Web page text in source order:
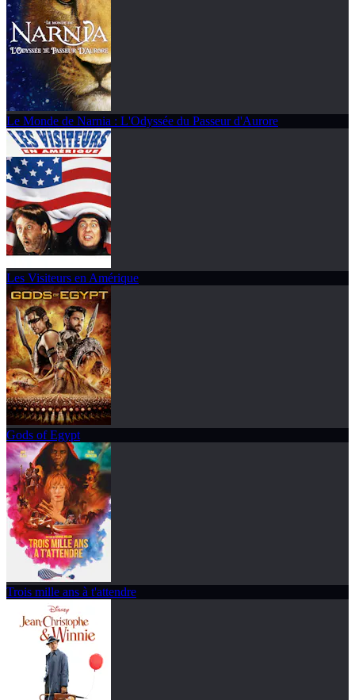
Le Monde de Narnia : L'Odyssée du Passeur d'Aurore
Les Visiteurs en Amérique
Gods of Egypt
Trois mille ans à t'attendre